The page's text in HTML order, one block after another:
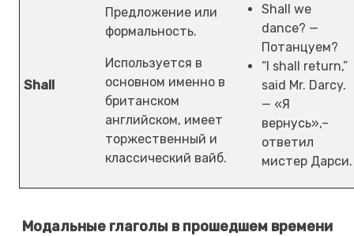
Shall
Предложение или
формальность.
Используется в
основном именно в
британском
английском, имеет
торжественный и
классический вайб.
Shall we
dance? —
Потанцуем?
“I shall return,”
said Mr. Darcy.
— «Я
вернусь»,–
ответил
мистер Дарси.
Модальные глаголы в прошедшем времени